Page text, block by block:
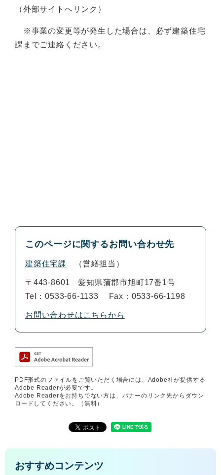
（外部サイトへリンク）
※事業の変更等が発生した場合は、必ず建築住宅
課までご連絡ください。
このページに関するお問い合わせ先
建築住宅課 営繕担当
〒443-8601
愛知県蒲郡市旭町17番1号
Tel：0533-66-1133
Fax：0533-66-1198
お問い合わせはこちらから
PDF形式のファイルをご覧いただく場合には、Adobe社が提供する
Adobe Readerが必要です。
Adobe Readerをお持ちでない方は、バナーのリンク先からダウン
ロードしてください。（無料）
おすすめコンテンツ